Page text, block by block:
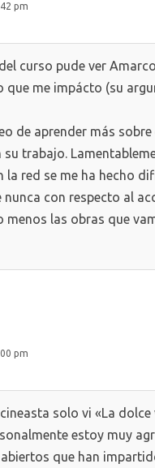
pm
curso pude ver
que me impácto (su
de aprender más
trabajo.
la red se me ha hecho
con respecto al
menos las obras que
pm
solo vi «La
estoy muy
que han